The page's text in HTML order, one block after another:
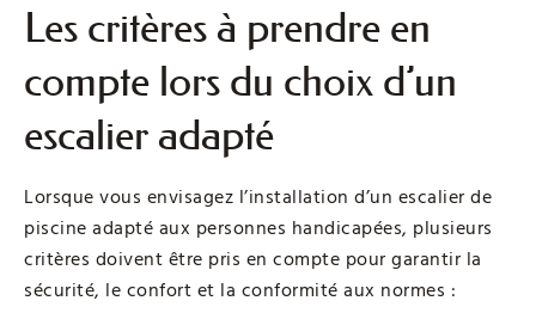
Les critères à prendre en
compte lors du choix d’un
escalier adapté
Lorsque vous envisagez l’installation d’un escalier de
piscine adapté aux personnes handicapées, plusieurs
critères doivent être pris en compte pour garantir la
sécurité, le confort et la conformité aux normes :